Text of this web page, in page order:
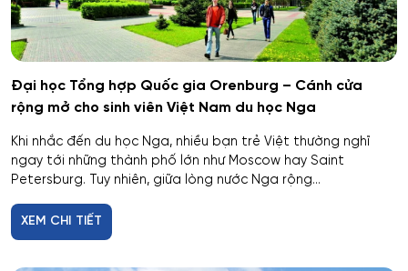
Dân tộc học
Dược
Dịch vụ
Giám sát thông minh
Đại học Tổng hợp Quốc gia Orenburg – Cánh cửa
rộng mở cho sinh viên Việt Nam du học Nga
Khi nhắc đến du học Nga, nhiều bạn trẻ Việt thường nghĩ
ngay tới những thành phố lớn như Moscow hay Saint
Petersburg. Tuy nhiên, giữa lòng nước Nga rộng...
XEM CHI TIẾT